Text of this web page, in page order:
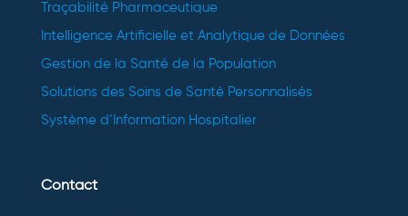
Traçabilité Pharmaceutique
Intelligence Artificielle et Analytique de Données
Gestion de la Santé de la Population
Solutions des Soins de Santé Personnalisés
Système d’Information Hospitalier
Contact